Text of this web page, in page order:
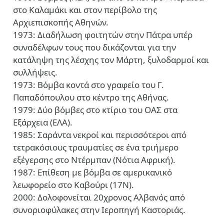
στο Καλαμάκι και στον περίβολο της
Αρχιεπισκοπής Αθηνών.
1973: Διαδήλωση φοιτητών στην Πάτρα υπέρ
συναδέλφων τους που δικάζονται για την
κατάληψη της λέσχης τον Μάρτη, ξυλοδαρμοί και
συλλήψεις.
1973: Βόμβα κοντά στο γραφείο του Γ.
Παπαδόπουλου στο κέντρο της Αθήνας.
1979: Δύο βόμβες στο κτίριο του ΟΑΣ στα
Εξάρχεια (ΕΛΑ).
1985: Σαράντα νεκροί και περισσότεροι από
τετρακόσιους τραυματίες σε ένα τριήμερο
εξέγερσης στο Ντέρμπαν (Νότια Αφρική).
1987: Επίθεση με βόμβα σε αμερικανικό
λεωφορείο στο Καβούρι (17Ν).
2000: Δολοφονείται 20χρονος Αλβανός από
συνοριοφύλακες στην Ιεροπηγή Καστοριάς.